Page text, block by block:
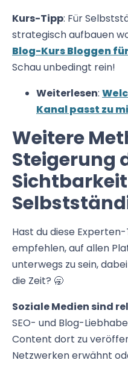
Kurs-Tipp: Für
strategisch aufbauen
Blog-Kurs Bloggen
Schau unbedingt rein!
Weiterlesen:
Kanal passt zu
Weitere
Steigerung
Hast du diese
empfehlen, auf allen
unterwegs zu sein,
die Zeit? 🥱
Soziale Medien sind
SEO- und Blog-
Content dort zu
Netzwerken erwähnt